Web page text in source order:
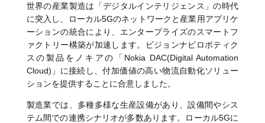
世界の産業製造は「デジタルインテリジェンス」の時代
に突入し、ローカル5Gのネットワークと産業用アプリケ
ーションの統合により、エンタープライズのスマートフ
ァクトリー構築が加速します。ビジョンナビロボティク
スの製品をノキアの「Nokia DAC(Digital Automation
Cloud)」に接続し、付加価値の高い物流自動化ソリュー
ションを提供することに合意しました。
製造業では、多種多様な生産設備があり、設備間やシス
テム間での連携シナリオが多数あります。ローカル5Gに